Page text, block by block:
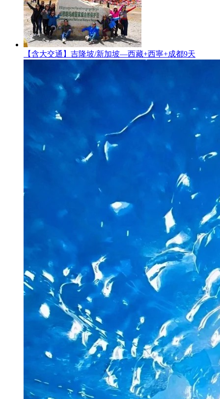
【含大交通】吉隆坡/新加坡—西藏+西寧+成都9天